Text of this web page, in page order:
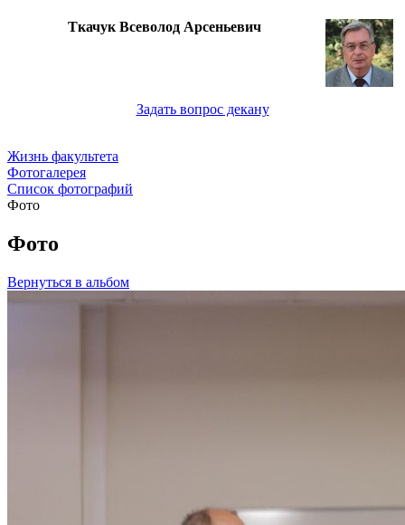
Ткачук Всеволод Арсеньевич
Задать вопрос декану
Жизнь факультета
Фотогалерея
Список фотографий
Фото
Фото
Вернуться в альбом